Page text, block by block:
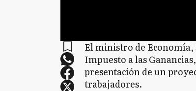
El ministro de Economía,
Impuesto a las
presentación de un
trabajadores.